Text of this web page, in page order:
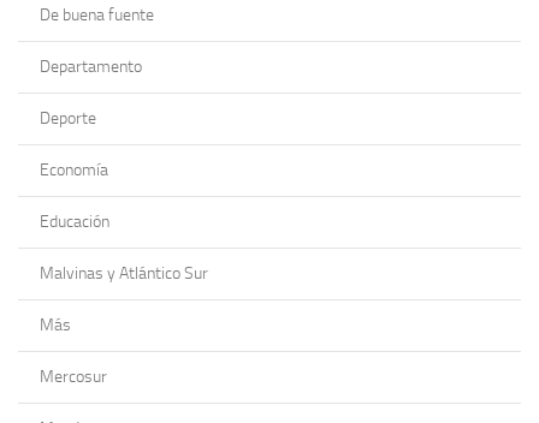
De buena fuente
Departamento
Deporte
Economía
Educación
Malvinas y Atlántico Sur
Más
Mercosur